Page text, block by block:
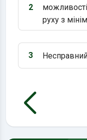
Варіант 2:
2
руху з
Варіант 3:
3